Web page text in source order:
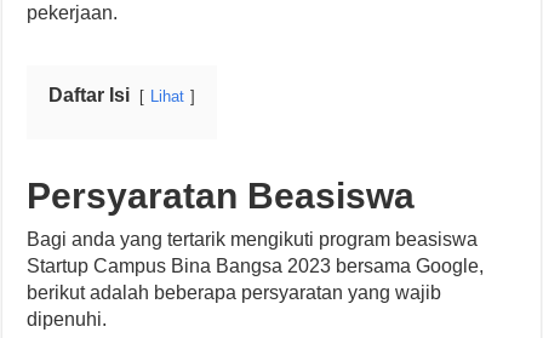
pekerjaan.
Daftar Isi Lihat
Persyaratan Beasiswa
Bagi anda yang tertarik mengikuti program beasiswa
Startup Campus Bina Bangsa 2023 bersama Google,
berikut adalah beberapa persyaratan yang wajib
dipenuhi.